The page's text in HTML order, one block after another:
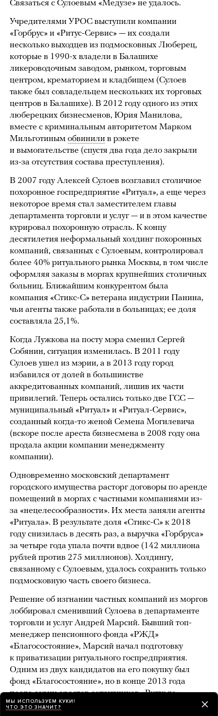
Связаться с Сулоевым «Медузе» не удалось.
Учредителями УРОС выступили компании
«Горбрус» и «Ритус-Сервис» — их создали
несколько выходцев из подмосковных Люберец,
которые в 1990-х владели в Балашихе
ликероводочным заводом, рынком, торговым
центром, крематорием и кладбищем (Сулоев
также был совладельцем нескольких их торговых
центров в Балашихе). В 2012 году одного из этих
люберецких бизнесменов, Юрия Манилова,
вместе с криминальным авторитетом Марком
Мильготиным обвинили в рэкете
и вымогательстве (спустя два года дело закрыли
из-за отсутствия состава преступления).
В 2007 году Алексей Сулоев возглавил столичное
похоронное госпредприятие «Ритуал», а еще через
некоторое время стал заместителем главы
департамента торговли и услуг — и в этом качестве
курировал похоронную отрасль. К концу
десятилетия неформальный холдинг похоронных
компаний, связанных с Сулоевым, контролировал
более 40% ритуального рынка Москвы, в том числе
оформляя заказы в моргах крупнейших столичных
больниц. Ближайшим конкурентом была
компания «Стикс-С» ветерана индустрии Панина,
чьи агенты также работали в больницах; ее доля
составляла 25,1%.
Когда Лужкова на посту мэра сменил Сергей
Собянин, ситуация изменилась. В 2011 году
Сулоев ушел из мэрии, а в 2013 году город
избавился от долей в большинстве
аккредитованных компаний, лишив их части
привилегий. Теперь остались только две ГСС —
муниципальный «Ритуал» и «Ритуал-Сервис»,
созданный когда-то женой Семена Могилевича
(вскоре после ареста бизнесмена в 2008 году она
продала акции компании менеджменту
компании).
Одновременно московский департамент
городского имущества расторг договоры по аренде
помещений в моргах с частными компаниями из-
за «нецелесообразности». Их места заняли агенты
«Ритуала». В результате доля «Стикс-С» к 2018
году снизилась в десять раз, а выручка «Горбруса»
за четыре года упала почти вдвое (142 миллиона
рублей против 275 миллионов). Холдингу,
связанному с Сулоевым, удалось сохранить только
подмосковную часть своего бизнеса.
Решение об изгнании частных компаний из моргов
лоббировал сменивший Сулоева в департаменте
торговли и услуг Андрей Марсий. Бывший топ-
менеджер пенсионного фонда «РЖД»
«Благосостояние», Марсий начал подготовку
к приватизации ритуального госпредприятия.
Одним из двух кандидатов на его покупку был
фонд «Благосостояние», но в конце 2013 года
после серии арестов сотрудников «Ритуала»
Марсий уволился из мэрии в связи
МЫ ИСПОЛЬЗУЕМ КУКИ!
ЧТО ЭТО ЗНАЧИТ?